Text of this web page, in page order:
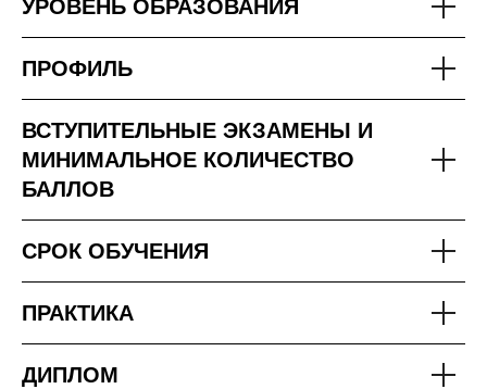
УРОВЕНЬ ОБРАЗОВАНИЯ
ПРОФИЛЬ
ВСТУПИТЕЛЬНЫЕ ЭКЗАМЕНЫ И
МИНИМАЛЬНОЕ КОЛИЧЕСТВО
БАЛЛОВ
СРОК ОБУЧЕНИЯ
ПРАКТИКА
ДИПЛОМ